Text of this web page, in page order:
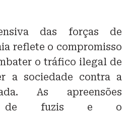
das forças de
reflete o compromisso
o tráfico ilegal de
a sociedade contra a
As apreensões
de fuzis e o